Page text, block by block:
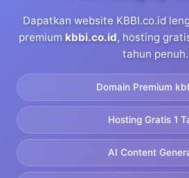
Dapatkan website KBBI.co.id
premium kbbi.co.id, hosting
tahun penuh.
Domain Premium
Hosting Gratis 1
AI Content